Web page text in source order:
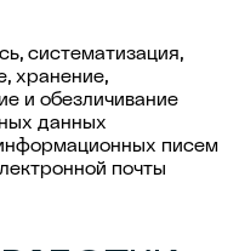
систематизация,
хранение,
и обезличивание
данных
писем
почты